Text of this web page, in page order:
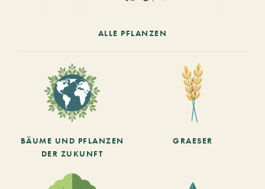
ALLE PFLANZEN
BÄUME UND PFLANZEN
DER ZUKUNFT
GRAESER